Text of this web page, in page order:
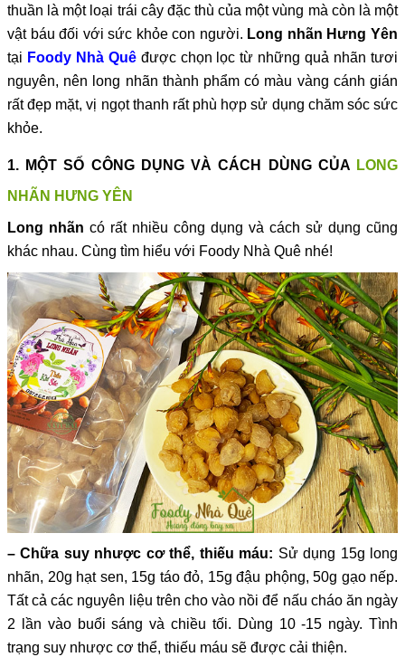
lượng
thuần là một loại trái cây đặc thù của một vùng mà còn là một
vật báu đối với sức khỏe con người. Long nhãn Hưng Yên
tại Foody Nhà Quêđược chọn lọc từ những quả nhãn tươi
nguyên, nên long nhãn thành phẩm có màu vàng cánh gián
rất đẹp mặt, vị ngọt thanh rất phù hợp sử dụng chăm sóc sức
khỏe.
1. MỘT SỐ CÔNG DỤNG VÀ CÁCH DÙNG CỦA LONG
NHÃN HƯNG YÊN
Long nhãn có rất nhiều công dụng và cách sử dụng cũng
khác nhau. Cùng tìm hiểu với Foody Nhà Quê nhé!
– Chữa suy nhược cơ thể, thiếu máu: Sử dụng 15g long
nhãn, 20g hạt sen, 15g táo đỏ, 15g đậu phộng, 50g gạo nếp.
Tất cả các nguyên liệu trên cho vào nồi để nấu cháo ăn ngày
2 lần vào buổi sáng và chiều tối. Dùng 10 -15 ngày. Tình
trạng suy nhược cơ thể, thiếu máu sẽ được cải thiện.